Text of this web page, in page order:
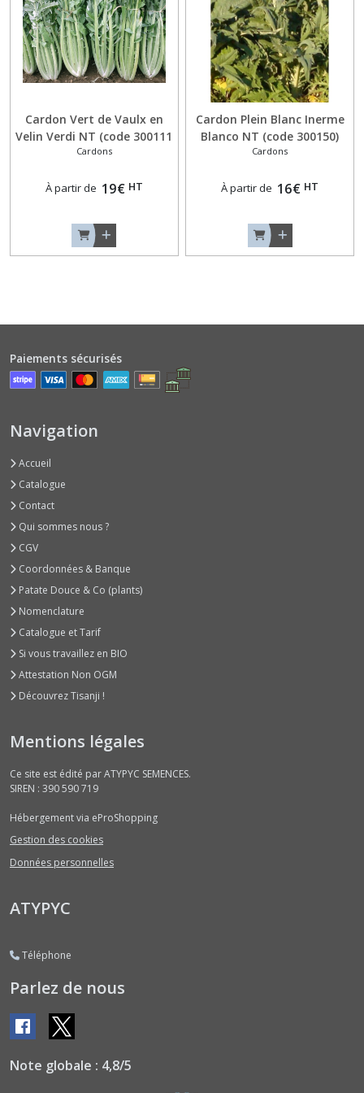
Cardon Vert de Vaulx en
Velin Verdi NT (code 300111
)
Cardons
À partir de 19€ HT
Cardon Plein Blanc Inerme
Blanco NT (code 300150)
Cardons
À partir de 16€ HT
(3)
Aneths
(4)
Artichauts
(2)
Asperges
(1)
Bardane
(1)
Basilics
Autres
Basilics
Rouges
Classiques
(9)
Betteraves
Jeunes
(2)
(2)
Bourraches
Brèdes
(1)
Cardons
(1)
Paiements sécurisés
Navigation
Accueil
Catalogue
Contact
Qui sommes nous ?
CGV
Coordonnées & Banque
Patate Douce & Co (plants)
Nomenclature
Catalogue et Tarif
Si vous travaillez en BIO
Attestation Non OGM
Découvrez Tisanji !
Mentions légales
Ce site est édité par ATYPYC SEMENCES.
SIREN : 390 590 719
Hébergement via eProShopping
Gestion des cookies
Données personnelles
ATYPYC
Téléphone
Parlez de nous
Note globale : 4,8/5